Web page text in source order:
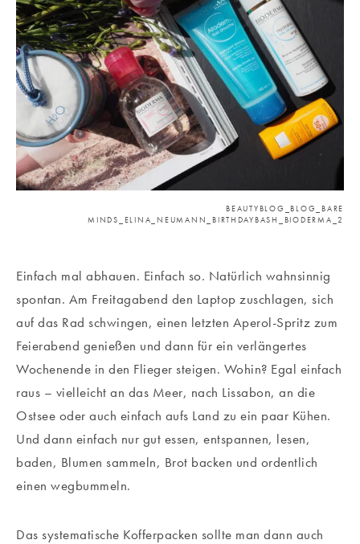
BEAUTYBLOG_BLOG_BARE
MINDS_ELINA_NEUMANN_BIRTHDAYBASH_BIODERMA_2
Einfach mal abhauen. Einfach so. Natürlich wahnsinnig
spontan. Am Freitagabend den Laptop zuschlagen, sich
auf das Rad schwingen, einen letzten Aperol-Spritz zum
Feierabend genießen und dann für ein verlängertes
Wochenende in den Flieger steigen. Wohin? Egal einfach
raus – vielleicht an das Meer, nach Lissabon, an die
Ostsee oder auch einfach aufs Land zu ein paar Kühen.
Und dann einfach nur gut essen, entspannen, lesen,
baden, Blumen sammeln, Brot backen und ordentlich
einen wegbummeln.
Das systematische Kofferpacken sollte man dann auch